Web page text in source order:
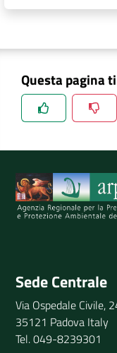
Questa pagina
Spiegaci perchè,
Sede Centrale
Via Ospedale Civile,
35121 Padova Italy
Tel. 049-8239301